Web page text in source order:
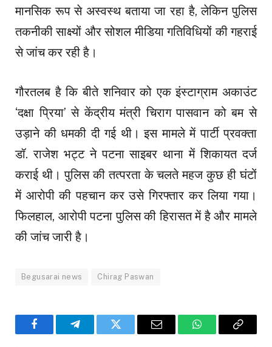
मानसिक रूप से अस्वस्थ बताया जा रहा है, लेकिन पुलिस
तकनीकी साक्ष्यों और सोशल मीडिया गतिविधियों की गहराई
से जांच कर रही है।
गौरतलब है कि बीते शनिवार को एक इंस्टाग्राम अकाउंट
‘दक्षा प्रिया’ से केंद्रीय मंत्री चिराग पासवान को बम से
उड़ाने की धमकी दी गई थी। इस मामले में पार्टी प्रवक्ता
डॉ. राजेश भट्ट ने पटना साइबर थाना में शिकायत दर्ज
कराई थी। पुलिस की तत्परता के चलते महज कुछ ही घंटों
में आरोपी की पहचान कर उसे गिरफ्तार कर लिया गया।
फिलहाल, आरोपी पटना पुलिस की हिरासत में है और मामले
की जांच जारी है।
Begusarai news Chirag Paswan
FacebookTelegramTwitter Email WhatsAppCopy